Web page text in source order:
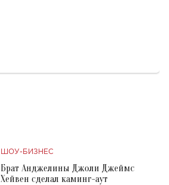
ШОУ-БИЗНЕС
Брат Анджелины Джоли Джеймс
Хейвен сделал каминг-аут